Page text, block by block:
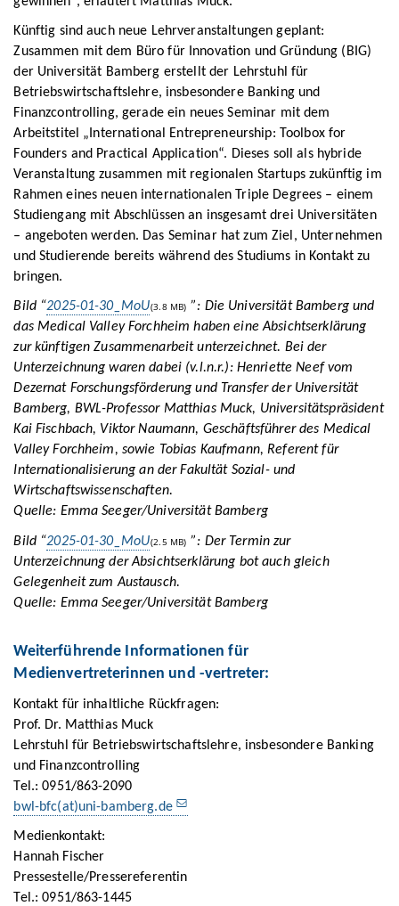
Künftig sind auch neue Lehrveranstaltungen geplant:
Zusammen mit dem Büro für Innovation und Gründung (BIG)
der Universität Bamberg erstellt der Lehrstuhl für
Betriebswirtschaftslehre, insbesondere Banking und
Finanzcontrolling, gerade ein neues Seminar mit dem
Arbeitstitel „International Entrepreneurship: Toolbox for
Founders and Practical Application“. Dieses soll als hybride
Veranstaltung zusammen mit regionalen Startups zukünftig im
Rahmen eines neuen internationalen Triple Degrees – einem
Studiengang mit Abschlüssen an insgesamt drei Universitäten
– angeboten werden. Das Seminar hat zum Ziel, Unternehmen
und Studierende bereits während des Studiums in Kontakt zu
bringen.
Bild “2025-01-30_MoU(3.8 MB) ”: Die Universität Bamberg und
das Medical Valley Forchheim haben eine Absichtserklärung
zur künftigen Zusammenarbeit unterzeichnet. Bei der
Unterzeichnung waren dabei (v.l.n.r.): Henriette Neef vom
Dezernat Forschungsförderung und Transfer der Universität
Bamberg, BWL-Professor Matthias Muck, Universitätspräsident
Kai Fischbach, Viktor Naumann, Geschäftsführer des Medical
Valley Forchheim, sowie Tobias Kaufmann, Referent für
Internationalisierung an der Fakultät Sozial- und
Wirtschaftswissenschaften.
Quelle: Emma Seeger/Universität Bamberg
Bild “2025-01-30_MoU(2.5 MB) ”: Der Termin zur
Unterzeichnung der Absichtserklärung bot auch gleich
Gelegenheit zum Austausch.
Quelle: Emma Seeger/Universität Bamberg
Weiterführende Informationen für
Medienvertreterinnen und -vertreter:
Kontakt für inhaltliche Rückfragen:
Prof. Dr. Matthias Muck
Lehrstuhl für Betriebswirtschaftslehre, insbesondere Banking
und Finanzcontrolling
Tel.: 0951/863-2090
bwl-bfc(at)uni-bamberg.de
Medienkontakt:
Hannah Fischer
Pressestelle/Pressereferentin
Tel.: 0951/863-1445